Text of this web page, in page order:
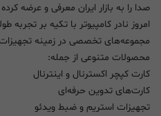
صدا را به بازار ایران معرفی و عرضه
امروز نادر کامپیوتر با تکیه بر تجربه
مجموعه‌های تخصصی در زمینه
محصولات متنوعی از جمله:
کارت کپچر اکسترنال و اینترنال
کارت‌های تدوین حرفه‌ای
تجهیزات استریم و ضبط ویدئو